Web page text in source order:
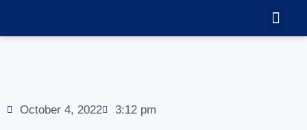
October 4, 2022 3:12 pm